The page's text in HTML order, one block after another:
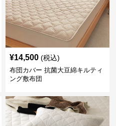
¥14,500 (税込)
布団カバー 抗菌大豆綿キルティ
ング敷布団